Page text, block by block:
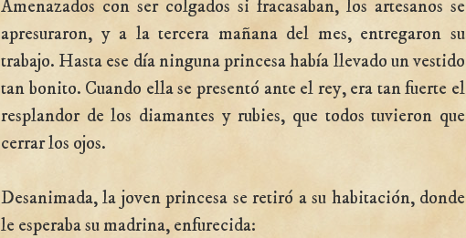
Amenazados con ser colgados si fracasaban, los artesanos se
apresuraron, y a la tercera mañana del mes, entregaron su
trabajo. Hasta ese día ninguna princesa había llevado un vestido
tan bonito. Cuando ella se presentó ante el rey, era tan fuerte el
resplandor de los diamantes y rubies, que todos tuvieron que
cerrar los ojos.
Desanimada, la joven princesa se retiró a su habitación, donde
le esperaba su madrina, enfurecida: